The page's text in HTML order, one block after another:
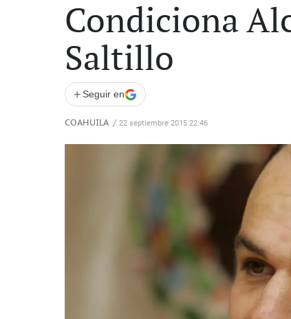
Condiciona
Saltillo
+ Seguir en
COAHUILA / 22 septiembre 2015 22:46